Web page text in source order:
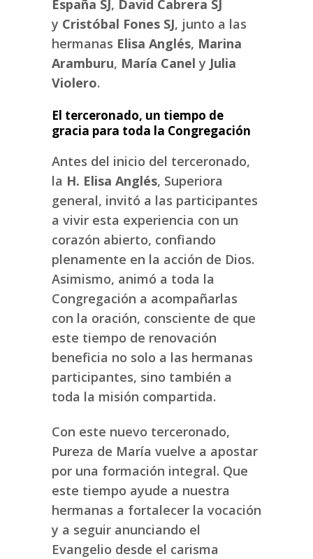
España SJ , David Cabrera SJ
y Cristóbal Fones SJ, junto a las
hermanas Elisa Anglés, Marina
Aramburu, María Canel y Julia
Violero.
El terceronado, un tiempo de
gracia para toda la Congregación
Antes del inicio del terceronado,
la H. Elisa Anglés, Superiora
general, invitó a las participantes
a vivir esta experiencia con un
corazón abierto, confiando
plenamente en la acción de Dios.
Asimismo, animó a toda la
Congregación a acompañarlas
con la oración, consciente de que
este tiempo de renovación
beneficia no solo a las hermanas
participantes, sino también a
toda la misión compartida.
Con este nuevo terceronado,
Pureza de María vuelve a apostar
por una formación integral. Que
este tiempo ayude a nuestra
hermanas a fortalecer la vocación
y a seguir anunciando el
Evangelio desde el carisma